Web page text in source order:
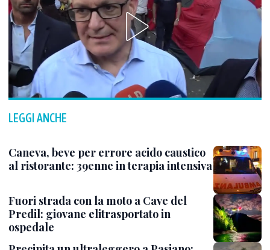
LEGGI ANCHE
Caneva, beve per errore acido caustico
al ristorante: 39enne in terapia intensiva
Fuori strada con la moto a Cave del
Predil: giovane elitrasportato in
ospedale